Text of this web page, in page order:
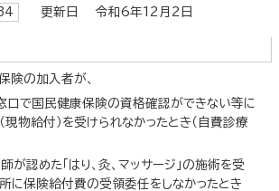
更新日 令和6年12月2日
険の加入者が、
口で国民健康保険の資格確認ができない等に
現物給付）を受けられなかったとき（自費診療
が認めた「はり、灸、マッサージ」の施術を受
に保険給付費の受領委任をしなかったとき